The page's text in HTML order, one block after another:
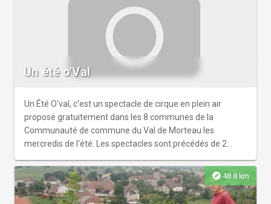
Un été o'Val
Un Été O'val, c'est un spectacle de cirque en plein air
proposé gratuitement dans les 8 communes de la
Communauté de commune du Val de Morteau les
mercredis de l'été. Les spectacles sont précédés de 2
16h à 17h30. Inscriptions sur site internet. Une
programmation de la Cie INHERENCE en collaboration avec
la Communauté de Communes du Val de Morteau et de la
explore 48.8 km